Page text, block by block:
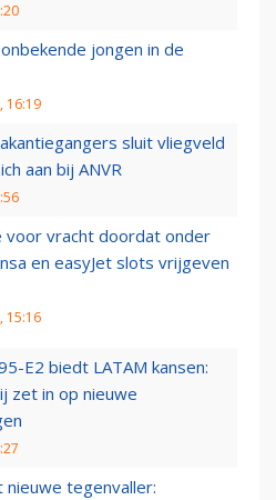
jongen in de
16:19
sluit vliegveld
aan bij ANVR
voor vracht doordat onder
en easyJet slots vrijgeven
15:16
E2 biedt LATAM kansen:
zet in op nieuwe
nieuwe tegenvaller: